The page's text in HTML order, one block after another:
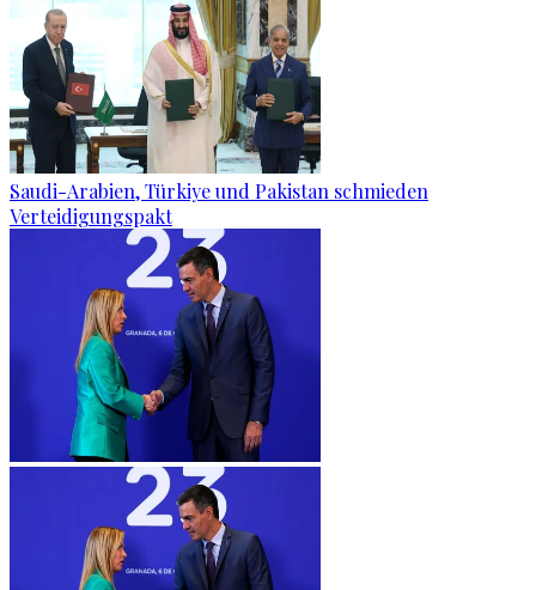
Saudi-Arabien, Türkiye und Pakistan schmieden
Verteidigungspakt